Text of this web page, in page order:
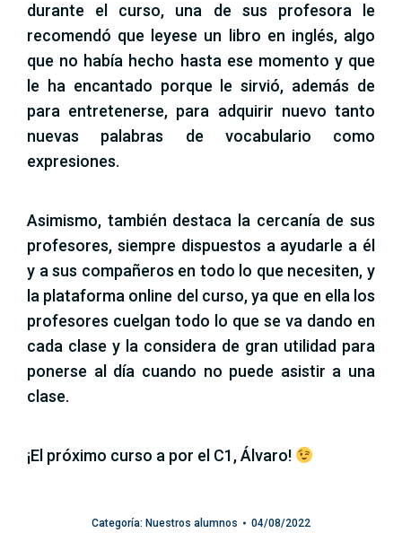
durante el curso, una de sus profesora le
recomendó que leyese un libro en inglés, algo
que no había hecho hasta ese momento y que
le ha encantado porque le sirvió, además de
para entretenerse, para adquirir nuevo tanto
nuevas palabras de vocabulario como
expresiones.
Asimismo, también destaca la cercanía de sus
profesores, siempre dispuestos a ayudarle a él
y a sus compañeros en todo lo que necesiten, y
la plataforma online del curso, ya que en ella los
profesores cuelgan todo lo que se va dando en
cada clase y la considera de gran utilidad para
ponerse al día cuando no puede asistir a una
clase.
¡El próximo curso a por el C1, Álvaro!
Categoría: Nuestros alumnos 04/08/2022